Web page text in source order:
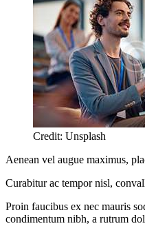
Credit: Unsplash
Aenean vel augue maximus,
Curabitur ac tempor nisl,
Proin faucibus ex nec mauris
condimentum nibh, a rutrum